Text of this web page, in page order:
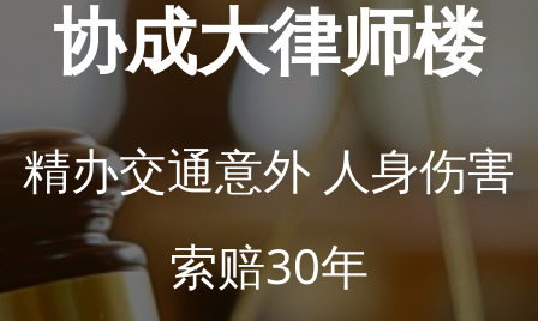
媒体新闻
温馨提示
联系我们
协成大律师楼
精办交通意外 人身伤害
索赔30年